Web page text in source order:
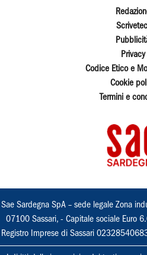
Privacy
Codice Etico e
Cookie
Termini e
Sae Sardegna SpA – sede legale Zona
07100 Sassari, - Capitale sociale Euro
Registro Imprese di Sassari